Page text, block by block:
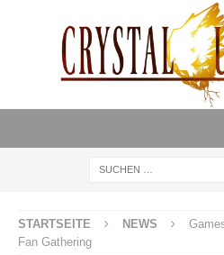
STARTSEITE NEWS
Fan Gathering